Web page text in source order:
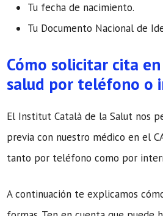
Tu fecha de nacimiento.
Tu Documento Nacional de
Cómo solicitar cita
salud por teléfono o
El Institut Català de la Salut nos
previa con nuestro médico en el
tanto por teléfono como por
A continuación te explicamos